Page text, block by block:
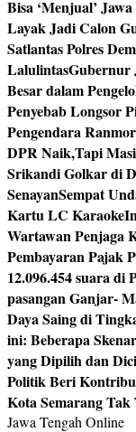
Bisa ‘Menjual’
Layak Jadi Calon
Satlantas Polres
LalulintasGubernur
Besar dalam
Penyebab Longsor
Pengendara
DPR Naik,Tapi
Srikandi Golkar di
SenayanSempat
Kartu LC Karaoke
Wartawan Penjaga
Pembayaran Pajak
12.096.454 suara
pasangan Ganjar-
Daya Saing di
ini: Beberapa
yang Dipilih dan
Politik Beri
Kota Semarang Tak
Jawa Tengah Online